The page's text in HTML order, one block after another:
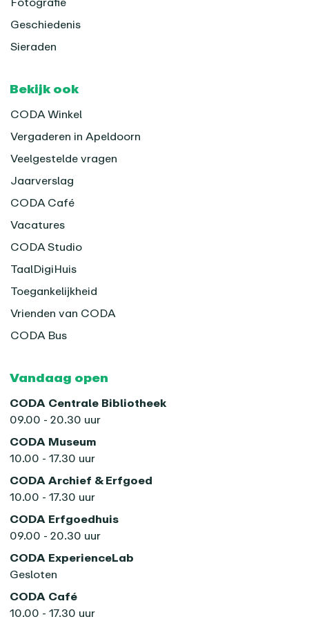
Geschiedenis
Sieraden
Bekijk ook
CODA Winkel
Vergaderen in Apeldoorn
Veelgestelde vragen
Jaarverslag
CODA Café
Vacatures
CODA Studio
TaalDigiHuis
Toegankelijkheid
Vrienden van CODA
CODA Bus
Vandaag open
CODA Centrale Bibliotheek
09.00 - 20.30 uur
CODA Museum
10.00 - 17.30 uur
CODA Archief & Erfgoed
10.00 - 17.30 uur
CODA Erfgoedhuis
09.00 - 20.30 uur
CODA ExperienceLab
Gesloten
CODA Café
10.00 - 17.30 uur